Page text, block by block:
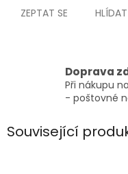
ZEPTAT SE HLÍDAT
Doprava
Při nákupu
- poštovné
Související